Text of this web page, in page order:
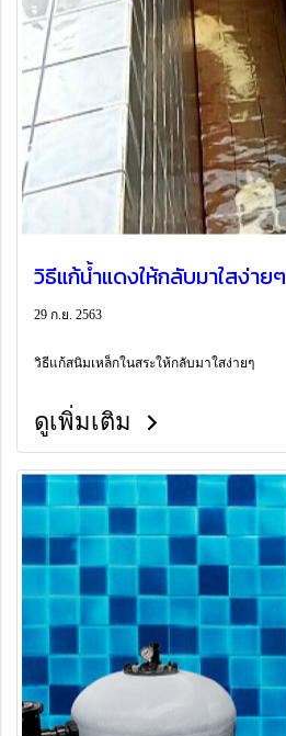
วิธีแก้น้ำแดงให้กลับมาใสง่ายๆ
29 ก.ย. 2563
วิธีแก้สนิมเหล็กในสระให้กลับมาใสง่ายๆ
ดูเพิ่มเติม